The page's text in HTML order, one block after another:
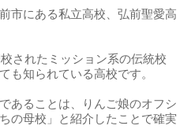
市にある私立高校、弘前聖愛高
されたミッション系の伝統校
も知られている高校です。
あることは、りんご娘のオフシ
の母校」と紹介したことで確実